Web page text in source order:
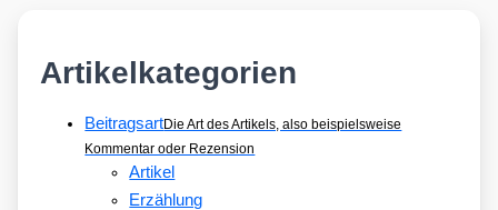
Artikelkategorien
BeitragsartDie Art des Artikels, also beispielsweise
Kommentar oder Rezension
Artikel
Erzählung